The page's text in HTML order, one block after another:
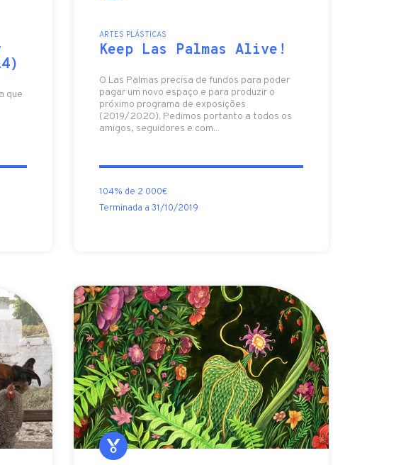
que
ARTES PLÁSTICAS
Keep Las Palmas Alive!
O Las Palmas precisa de fundos para poder
pagar um novo espaço e para produzir o
próximo programa de exposições
(2019/2020). Pedimos portanto a todos os
amigos, seguidores e com...
104% de 2 000€
Terminada a 31/10/2019